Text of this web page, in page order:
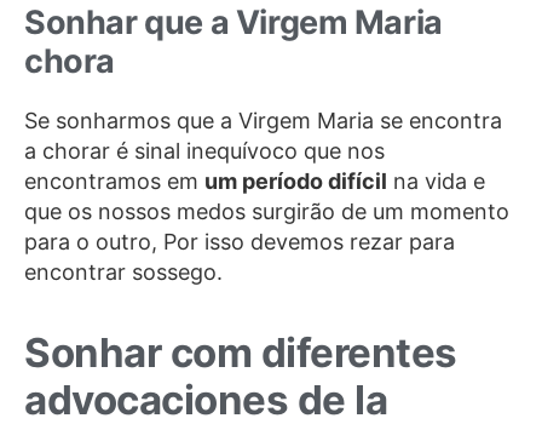
Sonhar que a Virgem Maria
chora
Se sonharmos que a Virgem Maria se encontra
a chorar é sinal inequívoco que nos
encontramos em um período difícil na vida e
que os nossos medos surgirão de um momento
para o outro, Por isso devemos rezar para
encontrar sossego.
Sonhar com diferentes
advocaciones de la